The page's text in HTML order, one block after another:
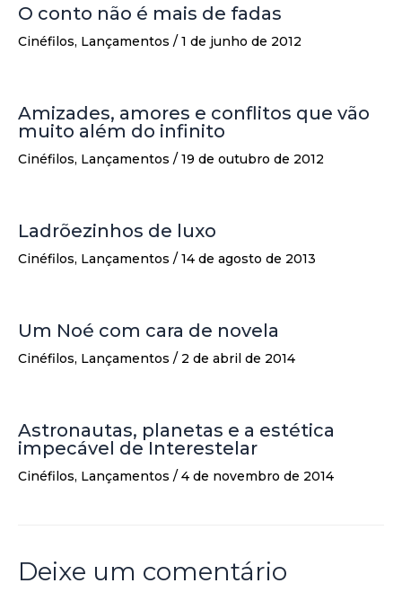
O conto não é mais de fadas
Cinéfilos, Lançamentos / 1 de junho de 2012
Amizades, amores e conflitos que vão
muito além do infinito
Cinéfilos, Lançamentos / 19 de outubro de 2012
Ladrõezinhos de luxo
Cinéfilos, Lançamentos / 14 de agosto de 2013
Um Noé com cara de novela
Cinéfilos, Lançamentos / 2 de abril de 2014
Astronautas, planetas e a estética
impecável de Interestelar
Cinéfilos, Lançamentos / 4 de novembro de 2014
Deixe um comentário